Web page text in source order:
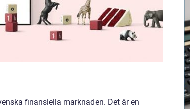
finansiella marknaden. Det är en